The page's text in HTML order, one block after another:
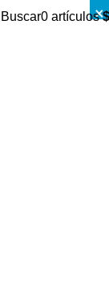
Buscar0 artículos $
×